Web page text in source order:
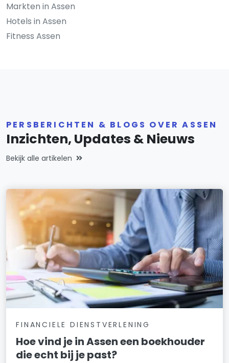
Markten in Assen
Hotels in Assen
Fitness Assen
PERSBERICHTEN & BLOGS OVER ASSEN
Inzichten, Updates & Nieuws
Bekijk alle artikelen
FINANCIELE DIENSTVERLENING
Hoe vind je in Assen een boekhouder
die echt bij je past?